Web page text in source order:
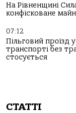
На Рівненщині
конфісковане
07:12
Пільговий проїзд
транспорті без
стосується
СТАТТІ